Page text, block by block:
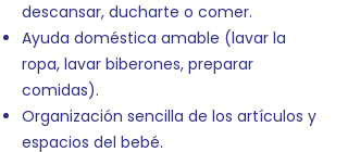
descansar, ducharte o comer.
Ayuda doméstica amable (lavar la
ropa, lavar biberones, preparar
comidas).
Organización sencilla de los artículos y
espacios del bebé.